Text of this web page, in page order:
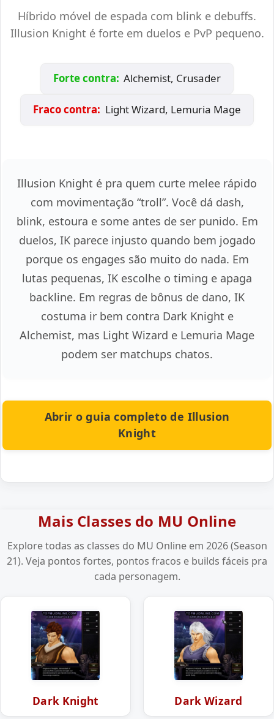
Híbrido móvel de espada com blink e debuffs.
Illusion Knight é forte em duelos e PvP pequeno.
Forte contra: Alchemist, Crusader
Fraco contra: Light Wizard, Lemuria Mage
Illusion Knight é pra quem curte melee rápido
com movimentação “troll”. Você dá dash,
blink, estoura e some antes de ser punido. Em
duelos, IK parece injusto quando bem jogado
porque os engages são muito do nada. Em
lutas pequenas, IK escolhe o timing e apaga
backline. Em regras de bônus de dano, IK
costuma ir bem contra Dark Knight e
Alchemist, mas Light Wizard e Lemuria Mage
podem ser matchups chatos.
Abrir o guia completo de Illusion
Knight
Mais Classes do MU Online
Explore todas as classes do MU Online em 2026 (Season
21). Veja pontos fortes, pontos fracos e builds fáceis pra
cada personagem.
Dark Knight Dark Wizard